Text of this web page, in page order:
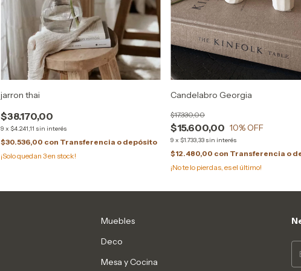
jarron thai
$38.170,00
9 x $4.241,11 sin interés
$30.536,00 con Transferencia o depósito
¡Solo quedan 3en stock!
Candelabro Georgia
$15.600,00
$17.330,00
10% OFF
9 x $1.733,33 sin interés
$12.480,00 con Transferencia o
¡No te lo pierdas, es el último!
Muebles
Deco
Mesa y Cocina